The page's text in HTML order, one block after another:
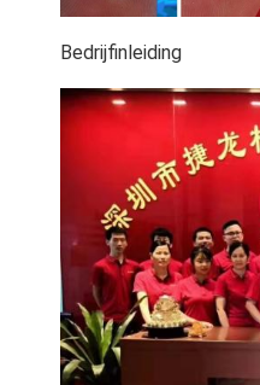
Bedrijfinleiding